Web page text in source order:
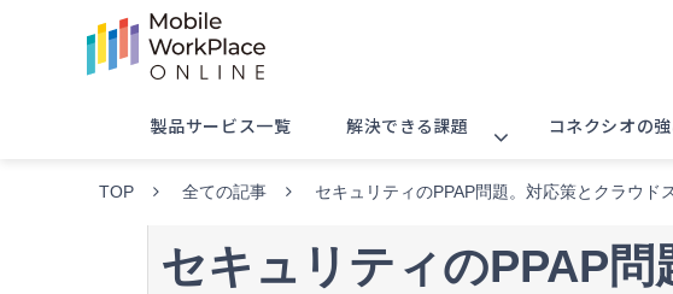
製品サービス一覧 解決できる課題 コネクシオの
TOP 全ての記事 セキュリティのPPAP問題。対応策とクラウド
セキュリティのPPAP問